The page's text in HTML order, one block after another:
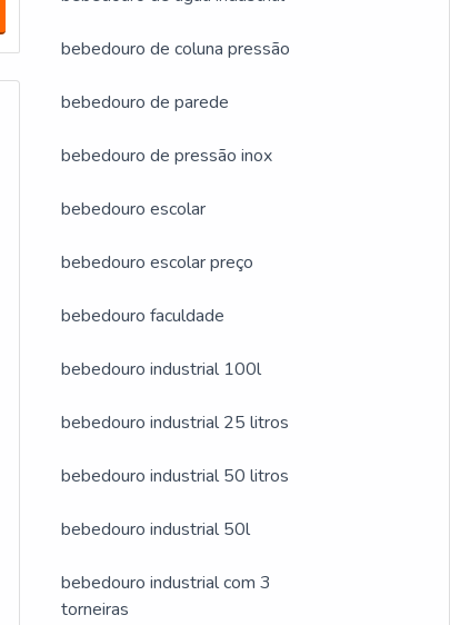
bebedouro de coluna pressão
bebedouro de parede
bebedouro de pressão inox
bebedouro escolar
bebedouro escolar preço
bebedouro faculdade
bebedouro industrial 100l
bebedouro industrial 25 litros
bebedouro industrial 50 litros
bebedouro industrial 50l
bebedouro industrial com 3
torneiras